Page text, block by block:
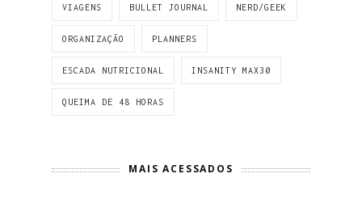
VIAGENS BULLET JOURNAL NERD/GEEK
ORGANIZAÇÃO PLANNERS
ESCADA NUTRICIONAL INSANITY MAX30
QUEIMA DE 48 HORAS
MAIS ACESSADOS